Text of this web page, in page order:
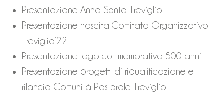
Presentazione Anno Santo Treviglio
Presentazione nascita Comitato Organizzativo
Treviglio’22
Presentazione logo commemorativo 500 anni
Presentazione progetti di riqualificazione e
rilancio Comunità Pastorale Treviglio